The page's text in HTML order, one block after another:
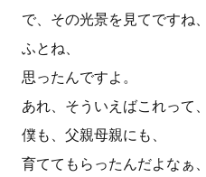
で、その光景を見てですね、
ふとね、
思ったんですよ。
あれ、そういえばこれって、
僕も、父親母親にも、
育ててもらったんだよなぁ、